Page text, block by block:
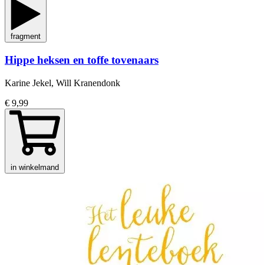
fragment
Hippe heksen en toffe tovenaars
Karine Jekel, Will Kranendonk
€ 9,99
in winkelmand